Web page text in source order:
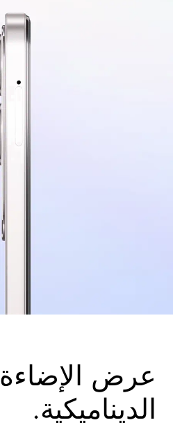
عرض الإضاءة
الديناميكية.